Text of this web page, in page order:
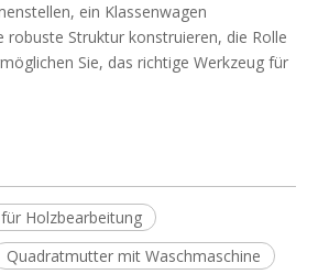
ein Klassenwagen
robuste Struktur konstruieren, die Rolle
Sie, das richtige Werkzeug für
Holzbearbeitung
Quadratmutter mit Waschmaschine